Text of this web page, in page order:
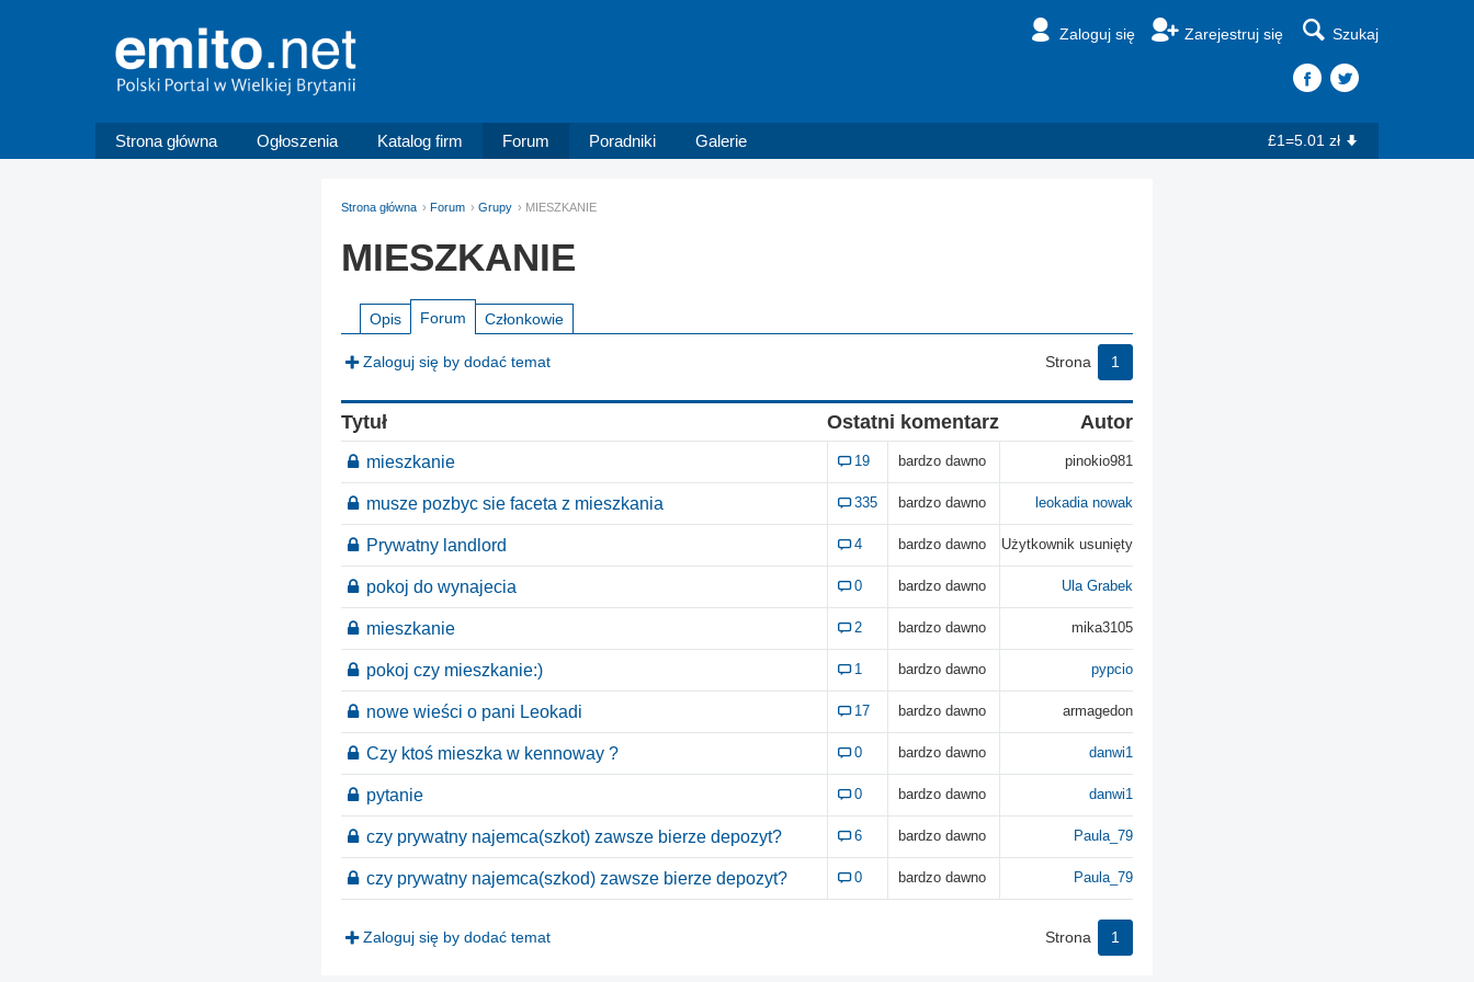
Zaloguj się Zarejestruj się Szukaj
Strona główna Ogłoszenia Katalog firm Forum Poradniki Galerie £1=5.01 zł
Strona główna Forum Grupy MIESZKANIE
MIESZKANIE
Opis Forum Członkowie
Zaloguj się by dodać temat Strona 1
Tytuł Ostatni komentarz Autor
mieszkanie 19 bardzo dawno pinokio981
musze pozbyc sie faceta z mieszkania 335 bardzo dawno leokadia nowak
Prywatny landlord 4 bardzo dawno Użytkownik usunięty
pokoj do wynajecia 0 bardzo dawno Ula Grabek
mieszkanie 2 bardzo dawno mika3105
pokoj czy mieszkanie:) 1 bardzo dawno pypcio
nowe wieści o pani Leokadi 17 bardzo dawno armagedon
Czy ktoś mieszka w kennoway ? 0 bardzo dawno danwi1
pytanie 0 bardzo dawno danwi1
czy prywatny najemca(szkot) zawsze bierze depozyt? 6 bardzo dawno Paula_79
czy prywatny najemca(szkod) zawsze bierze depozyt? 0 bardzo dawno Paula_79
Zaloguj się by dodać temat Strona 1